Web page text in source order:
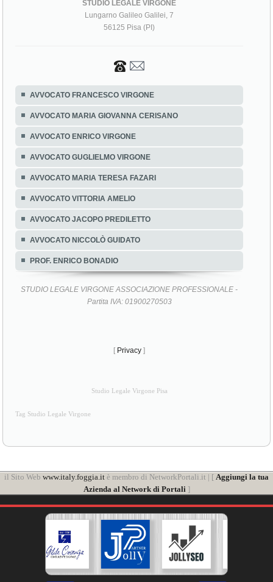
STUDIO LEGALE VIRGONE
Lungarno Galileo Galilei, 7
56125 Pisa (PI)
AVVOCATO FRANCESCO VIRGONE
AVVOCATO MARIA GIOVANNA CERISANO
AVVOCATO ENRICO VIRGONE
AVVOCATO GUGLIELMO VIRGONE
AVVOCATO MARIA TERESA FAZARI
AVVOCATO VITTORIA AMELIO
AVVOCATO JACOPO PREDILETTO
AVVOCATO NICCOLÒ GUIDATO
PROF. ENRICO BONADIO
STUDIO LEGALE VIRGONE ASSOCIAZIONE PROFESSIONALE -
Partita IVA: 01900270503
[ Privacy ]
Studio Legale Virgone Pisa
Tag Studio Legale Virgone
il Sito Web www.italy.foggia.it è membro di NetworkPortali.it | [ Aggiungi la tua
Azienda al Network di Portali]